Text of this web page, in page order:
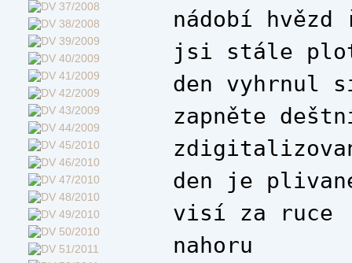
nádobí
jsi stále
den vyhrnul
zapněte
den je
visí za ruce
nahoru